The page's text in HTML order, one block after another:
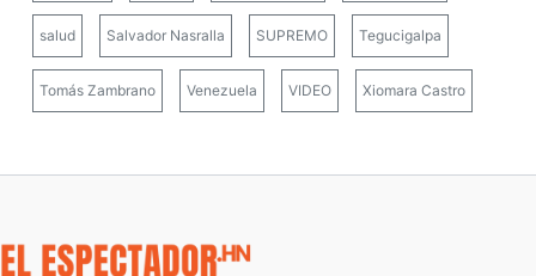
salud Salvador Nasralla SUPREMO Tegucigalpa
Tomás Zambrano Venezuela VIDEO Xiomara Castro